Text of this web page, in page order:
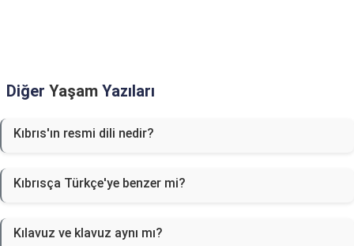
Diğer Yaşam Yazıları
Kıbrıs'ın resmi dili nedir?
Kıbrısça Türkçe'ye benzer mi?
Kılavuz ve klavuz aynı mı?